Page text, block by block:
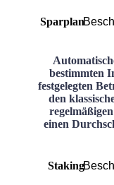
Sparplan
bestimmten
festgelegten
den
einen
Staking